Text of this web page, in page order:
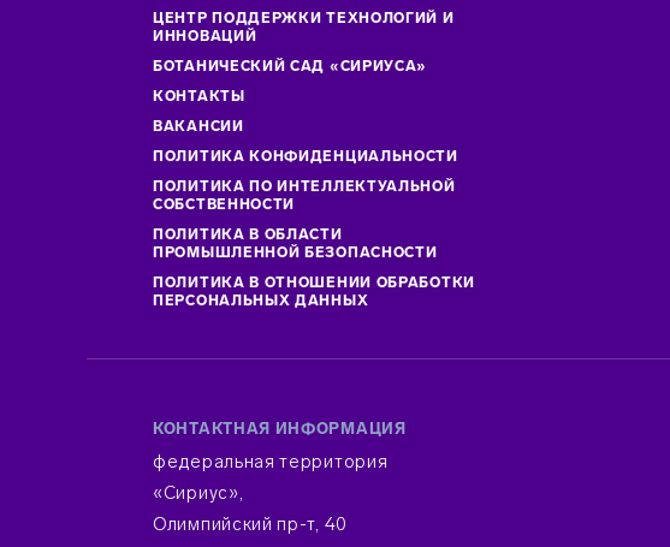
ЦЕНТР ПОДДЕРЖКИ ТЕХНОЛОГИЙ И
ИННОВАЦИЙ
БОТАНИЧЕСКИЙ САД «СИРИУСА»
КОНТАКТЫ
ВАКАНСИИ
ПОЛИТИКА КОНФИДЕНЦИАЛЬНОСТИ
ПОЛИТИКА ПО ИНТЕЛЛЕКТУАЛЬНОЙ
СОБСТВЕННОСТИ
ПОЛИТИКА В ОБЛАСТИ
ПРОМЫШЛЕННОЙ БЕЗОПАСНОСТИ
ПОЛИТИКА В ОТНОШЕНИИ ОБРАБОТКИ
ПЕРСОНАЛЬНЫХ ДАННЫХ
КОНТАКТНАЯ ИНФОРМАЦИЯ
федеральная территория
«Сириус»,
Олимпийский пр-т, 40